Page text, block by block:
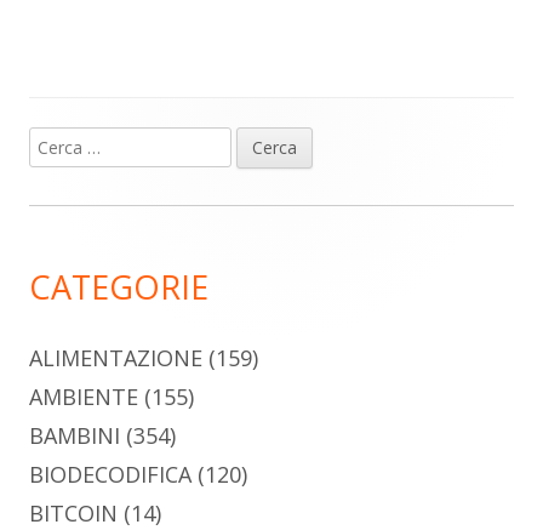
Barra
laterale
Ricerca
per:
CATEGORIE
ALIMENTAZIONE (159)
AMBIENTE (155)
BAMBINI (354)
BIODECODIFICA(120)
BITCOIN (14)